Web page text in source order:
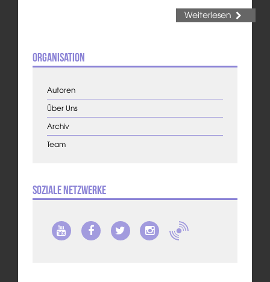
Weiterlesen
Organisation
Autoren
Über Uns
Archiv
Team
Soziale Netzwerke